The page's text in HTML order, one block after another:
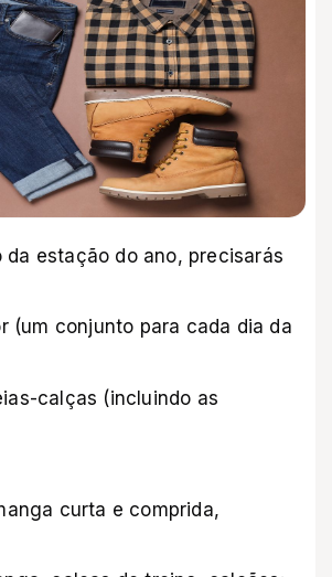
da estação do ano, precisarás
(um conjunto para cada dia da
calças (incluindo as
curta e comprida,